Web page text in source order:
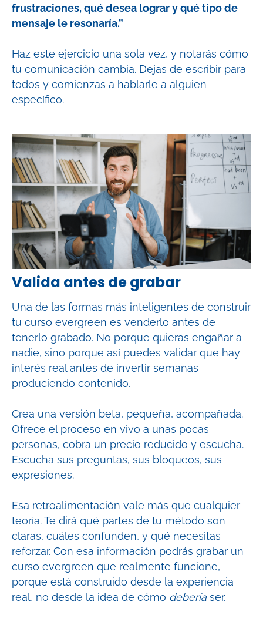
frustraciones, qué desea lograr y qué tipo de
mensaje le resonaría.”
Haz este ejercicio una sola vez, y notarás cómo
tu comunicación cambia. Dejas de escribir para
todos y comienzas a hablarle a alguien
específico.
Valida antes de grabar
Una de las formas más inteligentes de construir
tu curso evergreen es venderlo antes de
tenerlo grabado. No porque quieras engañar a
nadie, sino porque así puedes validar que hay
interés real antes de invertir semanas
produciendo contenido.
Crea una versión beta, pequeña, acompañada.
Ofrece el proceso en vivo a unas pocas
personas, cobra un precio reducido y escucha.
Escucha sus preguntas, sus bloqueos, sus
expresiones.
Esa retroalimentación vale más que cualquier
teoría. Te dirá qué partes de tu método son
claras, cuáles confunden, y qué necesitas
reforzar. Con esa información podrás grabar un
curso evergreen que realmente funcione,
porque está construido desde la experiencia
real, no desde la idea de cómo debería ser.